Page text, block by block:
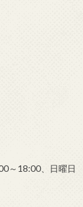
～18:00、日曜日